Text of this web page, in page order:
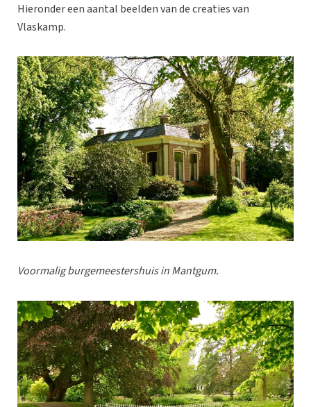
Hieronder een aantal beelden van de creaties van
Vlaskamp.
Voormalig burgemeestershuis in Mantgum.